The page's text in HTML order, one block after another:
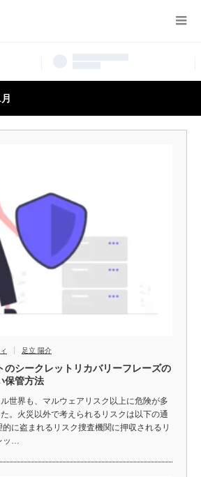
足立 陽介
のシークレットリカバリーフレーズの
保管方法
世界も、マルウェアリスク以上に危険が多
。火災以外で考えられるリスクは以下の通
に盗まれるリスク捜査機関に押収されるリ
ッ…